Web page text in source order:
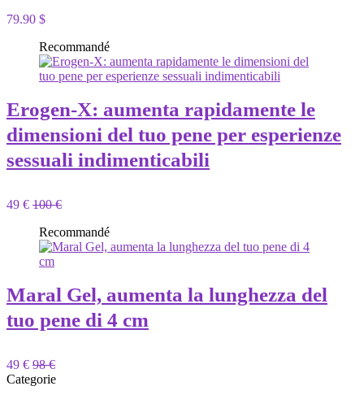
79.90 $
Recommandé
Erogen-X: aumenta rapidamente le
dimensioni del tuo pene per esperienze
sessuali indimenticabili
49 € 100 €
Recommandé
Maral Gel, aumenta la lunghezza del
tuo pene di 4 cm
49 € 98 €
Categorie